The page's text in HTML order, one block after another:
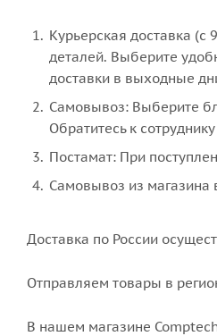
Курьерская доставка (с
деталей. Выберите
доставки в выходные
Самовывоз: Выберите
Обратитесь к
Постамат: При
Самовывоз из магазина
Доставка по России
Отправляем товары в
В нашем магазине